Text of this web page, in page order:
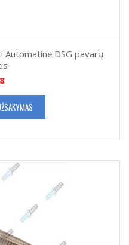
Automatinė DSG pavarų